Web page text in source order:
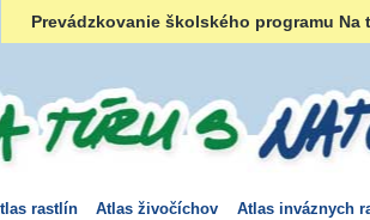
Prevádzkovanie školského programu
rastlín Atlas živočíchov Atlas inváznych